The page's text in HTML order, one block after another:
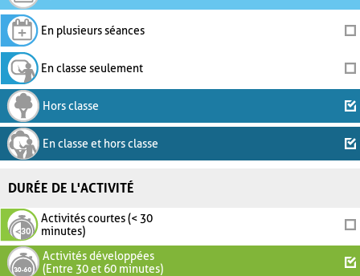
En plusieurs séances
En classe seulement
Hors classe
En classe et hors classe
DURÉE DE L'ACTIVITÉ
Activités courtes (< 30
minutes)
Activités développées
(Entre 30 et 60 minutes)